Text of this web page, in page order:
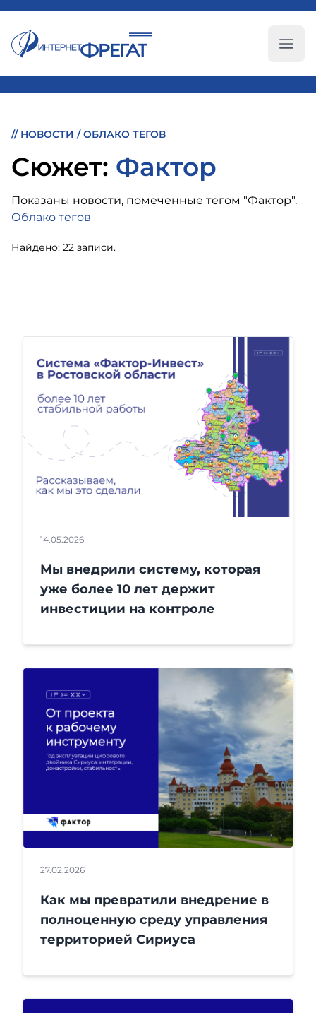
// НОВОСТИ /ОБЛАКО ТЕГОВ
Cюжет: Фактор
Показаны новости, помеченные тегом "Фактор".
Облако тегов
Найдено: 22 записи.
14.05.2026
Мы внедрили систему, которая
уже более 10 лет держит
инвестиции на контроле
27.02.2026
Как мы превратили внедрение в
полноценную среду управления
территорией Сириуса